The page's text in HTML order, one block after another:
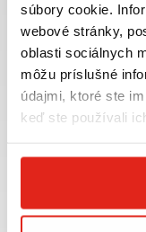
súbory cookie.
webové stránky,
oblasti sociálnych
môžu príslušné
údajmi, ktoré ste
keď ste používali
Najväčší výber
príslušenstva ihneď
odberu
VIAC INFO
VIAC INFO